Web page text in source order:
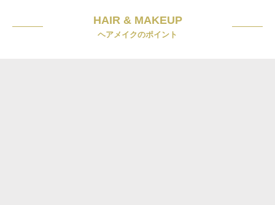
HAIR & MAKEUP
ヘアメイクのポイント